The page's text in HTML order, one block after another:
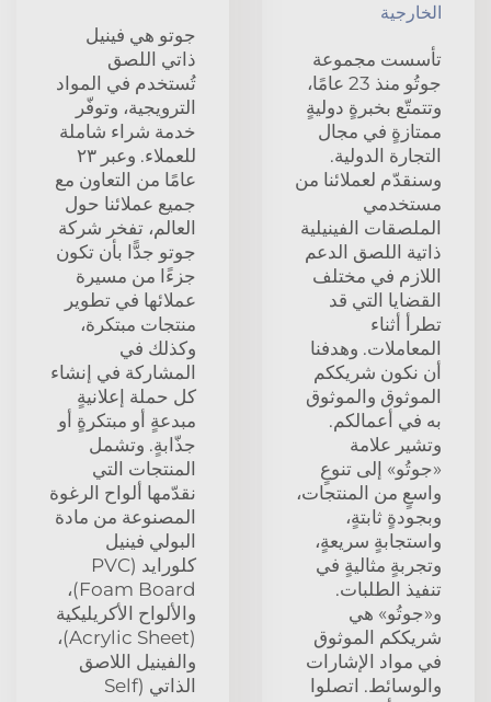
الخارجية
تأسست مجموعة
جوتُو منذ 23 عامًا،
وتتمتّع بخبرةٍ دوليةٍ
ممتازةٍ في مجال
التجارة الدولية.
وسنقدّم لعملائنا من
مستخدمي
الملصقات الفينيلية
ذاتية اللصق الدعم
اللازم في مختلف
القضايا التي قد
تطرأ أثناء
المعاملات. وهدفنا
أن نكون شريككم
الموثوق والموثوق
به في أعمالكم.
وتشير علامة
«جوتُو» إلى تنوعٍ
واسعٍ من المنتجات،
وبجودةٍ ثابتةٍ،
واستجابةٍ سريعةٍ،
وتجربةٍ مثاليةٍ في
تنفيذ الطلبات.
و«جوتُو» هي
شريككم الموثوق
في مواد الإشارات
والوسائط. اتصلوا
جوتو هي فينيل
ذاتي اللصق
تُستخدم في المواد
الترويجية، وتوفّر
خدمة شراء شاملة
للعملاء. وعبر ٢٣
عامًا من التعاون مع
جميع عملائنا حول
العالم، تفخر شركة
جوتو جدًّا بأن تكون
جزءًا من مسيرة
عملائها في تطوير
منتجات مبتكرة،
وكذلك في
المشاركة في إنشاء
كل حملة إعلانيةٍ
مبدعةٍ أو مبتكرةٍ أو
جذّابةٍ. وتشمل
المنتجات التي
نقدّمها ألواح الرغوة
المصنوعة من مادة
البولي فينيل
كلورايد (PVC
Foam Board)،
والألواح الأكريليكية
(Acrylic Sheet)،
والفينيل اللاصق
الذاتي (Self